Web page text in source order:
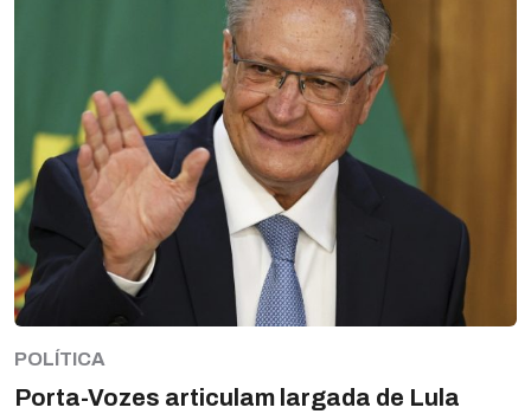
POLÍTICA
Porta-Vozes articulam largada de Lula